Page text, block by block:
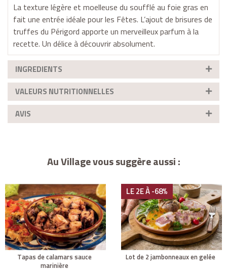
La texture légère et moelleuse du soufflé au foie gras en
fait une entrée idéale pour les Fêtes. L’ajout de brisures de
truffes du Périgord apporte un merveilleux parfum à la
recette. Un délice à découvrirabsolument.
INGREDIENTS
VALEURS NUTRITIONNELLES
AVIS
Au Village vous suggère aussi :
tapas de calamars sauce
marinière
lot de 2 jambonneaux en gelée
LE 2E À -68%